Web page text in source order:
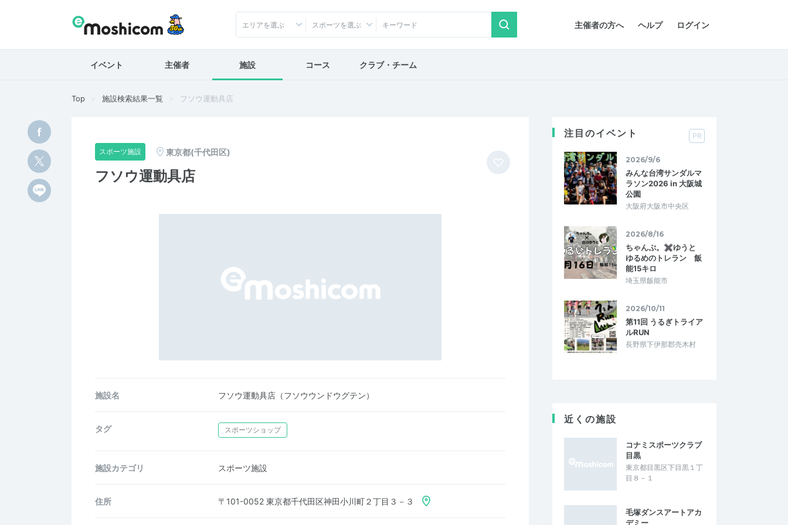
主催者の方へ ヘルプ ログイン
エリアを選ぶ スポーツを選ぶ
イベント 主催者 施設 コース クラブ・チーム
Top 施設検索結果一覧 フソウ運動具店
スポーツ施設 東京都(千代田区)
フソウ運動具店
施設名 フソウ運動具店（フソウウンドウグテン）
タグ スポーツショップ
施設カテゴリ スポーツ施設
住所 〒101-0052 東京都千代田区神田小川町２丁目３－３
注目のイベント PR
2026/9/6
みんな台湾サンダルマ
ラソン2026 in 大阪城
公園
大阪府大阪市中央区
2026/8/16
ちゃんぷ。✖ゆうと
ゆるめのトレラン 飯
能15キロ
埼玉県飯能市
2026/10/11
第11回 うるぎトライア
ルRUN
長野県下伊那郡売木村
近くの施設
コナミスポーツクラブ
目黒
東京都目黒区下目黒１丁
目８－１
毛塚ダンスアートアカ
デミー